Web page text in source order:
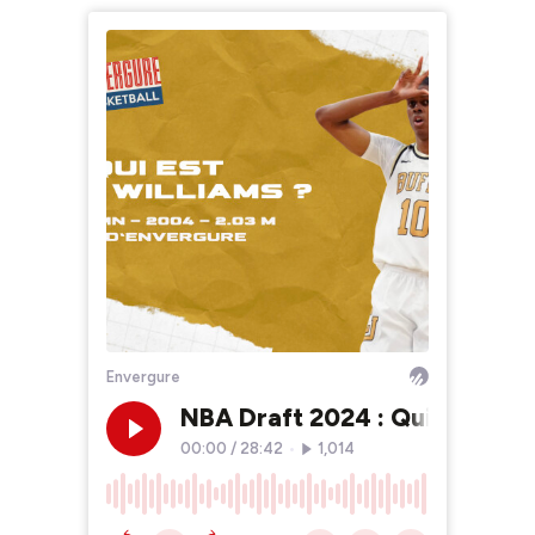
Envergure
NBA Draft 2024 : Qui est
00:00 / 28:42 1,014